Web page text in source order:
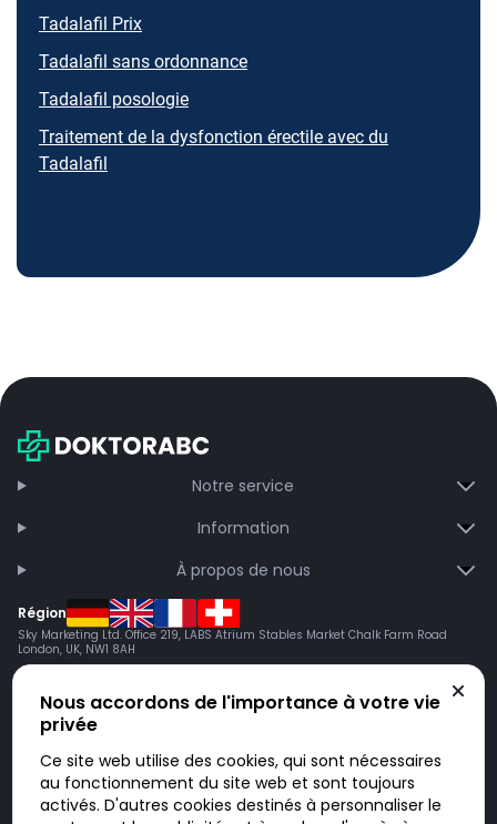
Tadalafil Prix
Tadalafil sans ordonnance
Tadalafil posologie
Traitement de la dysfonction érectile avec du
Tadalafil
Notre service
Information
À propos de nous
Région
Sky Marketing Ltd. Office 219, LABS Atrium Stables Market Chalk Farm Road
London, UK, NW1 8AH
Nous accordons de l'importance à votre vie
privée
Ce site web utilise des cookies, qui sont nécessaires
au fonctionnement du site web et sont toujours
activés. D'autres cookies destinés à personnaliser le